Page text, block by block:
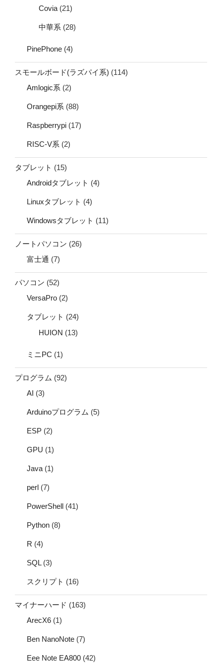
Covia (21)
中華系 (28)
PinePhone (4)
スモールボード(ラズパイ系) (114)
Amlogic系 (2)
Orangepi系 (88)
Raspberrypi (17)
RISC-V系 (2)
タブレット (15)
Androidタブレット (4)
Linuxタブレット (4)
Windowsタブレット (11)
ノートパソコン (26)
富士通 (7)
パソコン (52)
VersaPro (2)
タブレット (24)
HUION (13)
ミニPC (1)
プログラム (92)
AI (3)
Arduinoプログラム (5)
ESP (2)
GPU (1)
Java (1)
perl (7)
PowerShell (41)
Python (8)
R (4)
SQL(3)
スクリプト (16)
マイナーハード (163)
ArecX6 (1)
Ben NanoNote (7)
Eee Note EA800 (42)